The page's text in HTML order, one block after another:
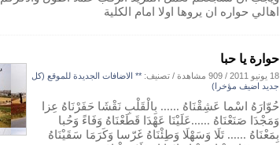
اهالي حواره ان يروها اولا امام الكلية
حوارة يا حبا
18 يونيو 2011 / 909 مشاهدة / تصنيف: ** الاضافات الجديدة للموقع (كل
جديد اضيف مؤخرا)
حُوّارَهُ اسْما عَشِقْنَاهُ ...... بِالْقَلْبِ نَقْشَا حَفَرْنَاهُ عِزا
وَمَجْدَا صَنَعْنَاهُ ......عَلَيْنَا عَهْدَا قَطَعْنَاهُ وَفَاءً وَحُبا
بِمَعْنَاهُ ...... تَلَا وَسَهْلَا وَطِئْنَاهُ غَرّسا وَكَرَمَا سَقَيْنَاهُ